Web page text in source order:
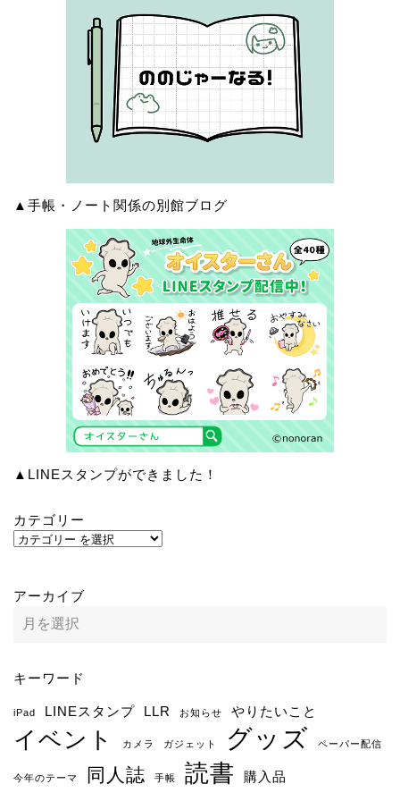
▲手帳・ノート関係の別館ブログ
▲LINEスタンプができました！
カテゴリー
アーカイブ
キーワード
iPad LINEスタンプ LLR お知らせ やりたいこと
イベント カメラ ガジェット グッズ ペーパー配信
今年のテーマ 同人誌 手帳 読書 購入品